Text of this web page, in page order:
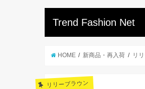
Trend Fashion Net
HOME 新商品・再入荷 リ
リリーブラウン